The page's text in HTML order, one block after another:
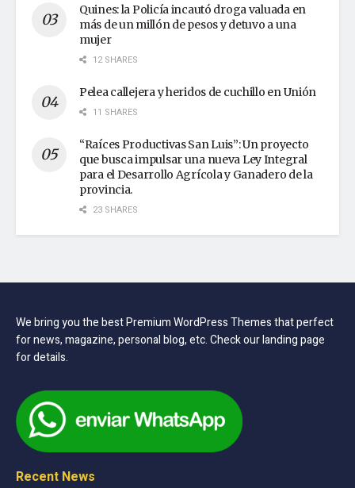
Quines: la Policía incautó droga valuada en
más de un millón de pesos y detuvo a una
mujer
12 SHARES
Pelea callejera y heridos de cuchillo en Unión
11 SHARES
“Raíces Productivas San Luis”: Un proyecto
que busca impulsar una nueva Ley Integral
para el Desarrollo Agrícola y Ganadero de la
provincia.
23 SHARES
We bring you the best Premium WordPress Themes that perfect
for news, magazine, personal blog, etc. Check our landing page
for details.
Recent News